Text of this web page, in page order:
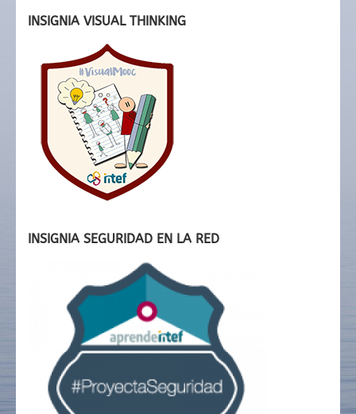
INSIGNIA VISUAL THINKING
INSIGNIA SEGURIDAD EN LA RED